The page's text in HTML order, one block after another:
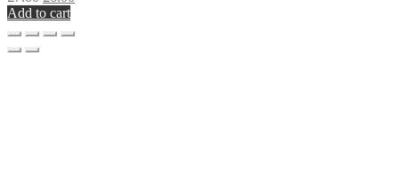
price
was:
is:
Add to cart